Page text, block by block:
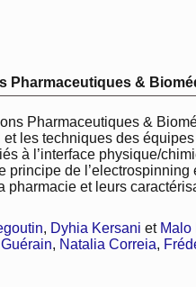
&
Pharmaceutiques &
les techniques des
à l’interface physique/
de
pharmacie et leurs
, Dyhia Kersani et Malo
, Natalia Correia,